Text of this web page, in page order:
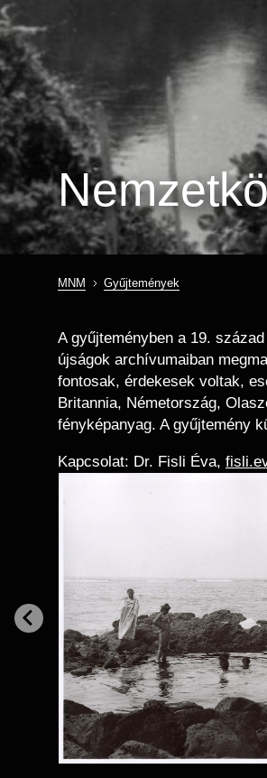
Morzsa
MNM Gyűjtemények
A gyűjteményben a 19.
újságok archívumaiban
fontosak, érdekesek voltak,
Britannia, Németország,
fényképanyag. A gyűjtemény
Kapcsolat: Dr. Fisli Éva,